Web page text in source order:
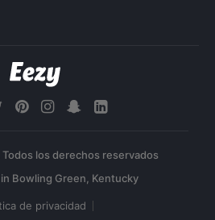
los derechos reservados
de privacidad